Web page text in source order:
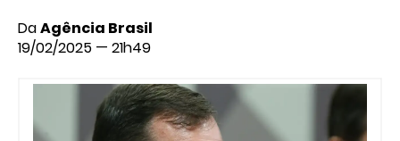
DaAgência Brasil
19/02/2025 — 21h49